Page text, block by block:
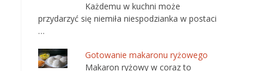
Każdemu w kuchni może
przydarzyć się niemiła niespodzianka w postaci
…
Gotowanie makaronu ryżowego
Makaron ryżowy w coraz to